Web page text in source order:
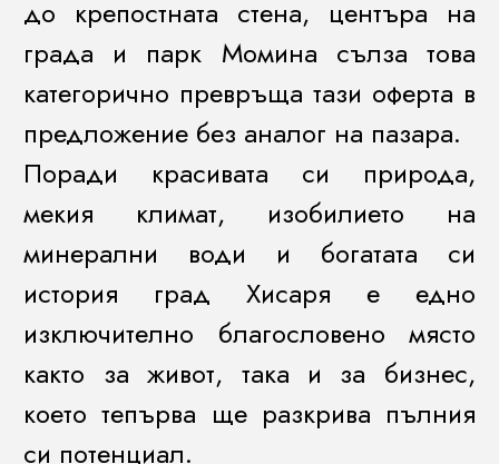
до крепостната стена, центъра на
града и парк Момина сълза това
категорично превръща тази оферта в
предложение без аналог на пазара.
Поради красивата си природа,
мекия климат, изобилието на
минерални води и богатата си
история град Хисаря е едно
изключително благословено място
както за живот, така и за бизнес,
което тепърва ще разкрива пълния
си потенциал.